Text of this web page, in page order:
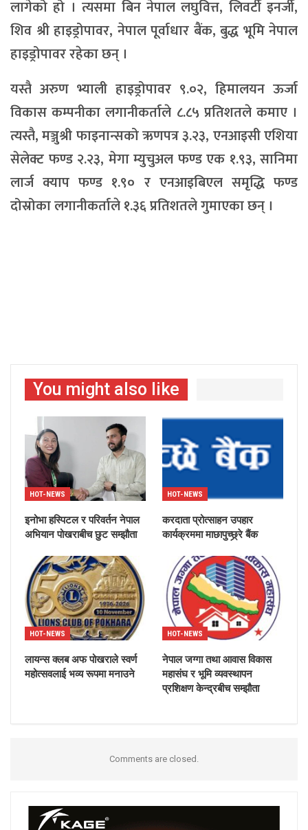
लागेको हो । त्यसमा बिन नेपाल लघुवित्त, लिवर्टी इनर्जी,
शिव श्री हाइड्रोपावर, नेपाल पूर्वाधार बैंक, बुद्ध भूमि नेपाल
हाइड्रोपावर रहेका छन् ।
यस्तै अरुण भ्याली हाइड्रोपावर ९.०२, हिमालयन ऊर्जा
विकास कम्पनीका लगानीकर्ताले ८.८५ प्रतिशतले कमाए ।
त्यस्तै, मञ्जुश्री फाइनान्सको ऋणपत्र ३.२३, एनआइसी एशिया
सेलेक्ट फण्ड २.२३, मेगा म्युचुअल फण्ड एक १.९३, सानिमा
लार्ज क्याप फण्ड १.९० र एनआइबिएल समृद्धि फण्ड
दोस्रोका लगानीकर्ताले १.३६ प्रतिशतले गुमाएका छन् ।
You might also like
HOT-NEWS
इनोभा हस्पिटल र परिवर्तन नेपाल
अभियान पोखराबीच छुट सम्झौता
HOT-NEWS
करदाता प्रोत्साहन उपहार
कार्यक्रममा माछापुच्छ्र्रे बैंक
HOT-NEWS
लायन्स क्लब अफ पोखराले स्वर्ण
महोत्सवलाई भव्य रूपमा मनाउने
HOT-NEWS
नेपाल जग्गा तथा आवास विकास
महासंघ र भूमि व्यवस्थापन
प्रशिक्षण केन्द्रबीच सम्झौता
Comments are closed.